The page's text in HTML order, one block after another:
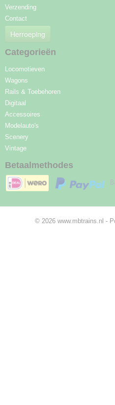
Verzending
Contact
Herroeping
Categorieën
Locomotieven
Wagons
Rails & Toebehoren
Digitaal
Accessoires
Modelauto's
Scenery
Vintage
Betaalmethodes
© 2026 www.mbtrains.nl -